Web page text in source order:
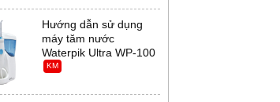
Hướng dẫn sử dụng
máy tăm nước
Waterpik Ultra WP-100
KM